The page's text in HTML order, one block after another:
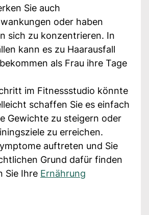
Sie auch
oder haben
sich zu konzentrieren. In
kann es zu Haarausfall
als Frau ihre Tage
im Fitnessstudio könnte
schaffen Sie es einfach
Gewichte zu steigern oder
zu erreichen.
auftreten und Sie
Grund dafür finden
Sie Ihre Ernährung